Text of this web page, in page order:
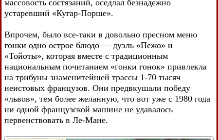
массовость состязаний, оседлал безнадежно
устаревший «Кугар-Порше».
Впрочем, было все-таки в довольно пресном меню
гонки одно острое блюдо — дуэль «Пежо» и
«Тойоты», которая вместе с традиционным
национальным почитанием «гонки гонок» привлекла
на трибуны знаменитейшей трассы 1-70 тысяч
неистовых французов. Они предвкушали победу
«львов», тем более желанную, что вот уже с 1980 года
ни одной французской машине не удавалось
первенствовать в Ле-Мане.